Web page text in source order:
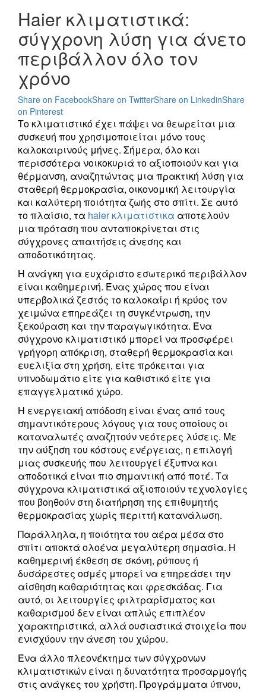
Haier κλιματιστικά:
σύγχρονη λύση για άνετο
περιβάλλον όλο τον
χρόνο
Share on FacebookShare on TwitterShare on LinkedinShare
on Pinterest
Το κλιματιστικό έχει πάψει να θεωρείται μια
συσκευή που χρησιμοποιείται μόνο τους
καλοκαιρινούς μήνες. Σήμερα, όλο και
περισσότερα νοικοκυριά το αξιοποιούν και για
θέρμανση, αναζητώντας μια πρακτική λύση για
σταθερή θερμοκρασία, οικονομική λειτουργία
και καλύτερη ποιότητα ζωής στο σπίτι. Σε αυτό
το πλαίσιο, τα haier κλιματιστικα αποτελούν
μια πρόταση που ανταποκρίνεται στις
σύγχρονες απαιτήσεις άνεσης και
αποδοτικότητας.
Η ανάγκη για ευχάριστο εσωτερικό περιβάλλον
είναι καθημερινή. Ένας χώρος που είναι
υπερβολικά ζεστός το καλοκαίρι ή κρύος τον
χειμώνα επηρεάζει τη συγκέντρωση, την
ξεκούραση και την παραγωγικότητα. Ένα
σύγχρονο κλιματιστικό μπορεί να προσφέρει
γρήγορη απόκριση, σταθερή θερμοκρασία και
ευελιξία στη χρήση, είτε πρόκειται για
υπνοδωμάτιο είτε για καθιστικό είτε για
επαγγελματικό χώρο.
Η ενεργειακή απόδοση είναι ένας από τους
σημαντικότερους λόγους για τους οποίους οι
καταναλωτές αναζητούν νεότερες λύσεις. Με
την αύξηση του κόστους ενέργειας, η επιλογή
μιας συσκευής που λειτουργεί έξυπνα και
αποδοτικά είναι πιο σημαντική από ποτέ. Τα
σύγχρονα κλιματιστικά αξιοποιούν τεχνολογίες
που βοηθούν στη διατήρηση της επιθυμητής
θερμοκρασίας χωρίς περιττή κατανάλωση.
Παράλληλα, η ποιότητα του αέρα μέσα στο
σπίτι αποκτά ολοένα μεγαλύτερη σημασία. Η
καθημερινή έκθεση σε σκόνη, ρύπους ή
δυσάρεστες οσμές μπορεί να επηρεάσει την
αίσθηση καθαριότητας και φρεσκάδας. Για
αυτό, οι λειτουργίες φιλτραρίσματος και
καθαρισμού δεν είναι απλώς επιπλέον
χαρακτηριστικά, αλλά ουσιαστικά στοιχεία που
ενισχύουν την άνεση του χώρου.
Ένα άλλο πλεονέκτημα των σύγχρονων
κλιματιστικών είναι η δυνατότητα προσαρμογής
στις ανάγκες του χρήστη. Προγράμματα ύπνου,